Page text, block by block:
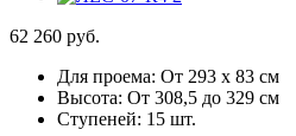
62 260 руб.
Для проема: От 293 х 83 см
Высота: От 308,5 до 329 см
Ступеней: 15 шт.